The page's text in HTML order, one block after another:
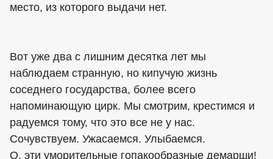
место, из которого выдачи нет.
Вот уже два с лишним десятка лет мы
наблюдаем странную, но кипучую жизнь
соседнего государства, более всего
напоминающую цирк. Мы смотрим, крестимся и
радуемся тому, что это все не у нас.
Сочувствуем. Ужасаемся. Улыбаемся.
О, эти уморительные гопакообразные демарши!